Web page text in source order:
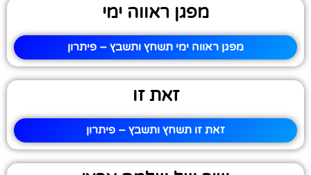
מפגן ראווה ימי
מפגן ראווה ימי תשחץ ותשבץ – פיתרון
זאת זו
זאת זו תשחץ ותשבץ – פיתרון